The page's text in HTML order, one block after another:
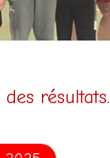
résultats.